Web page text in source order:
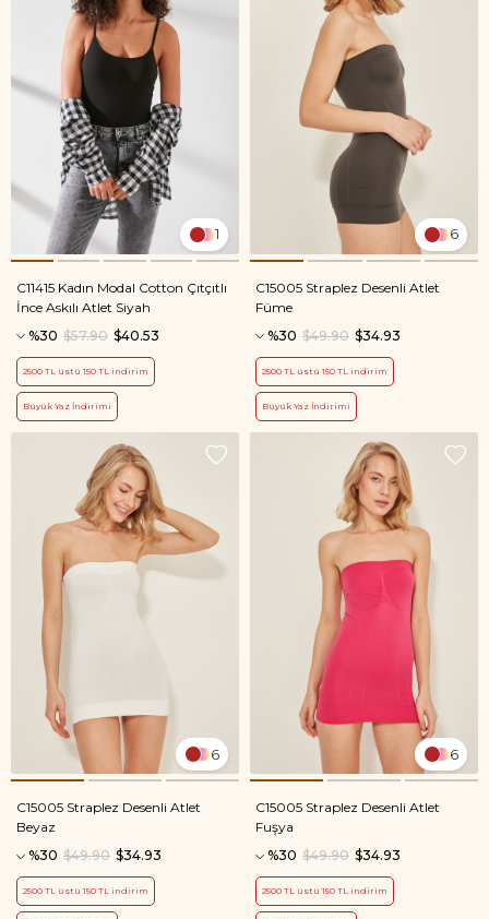
1
C11415 Kadın Modal Cotton Çıtçıtlı
İnce Askılı Atlet Siyah
%30
$40.53
$57.90
2500 TL üstü 150 TL indirim
Büyük Yaz İndirimi
6
C15005 Straplez Desenli Atlet
Füme
%30
$34.93
$49.90
2500 TL üstü 150 TL indirim
Büyük Yaz İndirimi
6
C15005 Straplez Desenli Atlet
Beyaz
%30
$34.93
$49.90
2500 TL üstü 150 TL indirim
6
C15005 Straplez Desenli Atlet
Fuşya
%30
$34.93
$49.90
2500 TL üstü 150 TL indirim